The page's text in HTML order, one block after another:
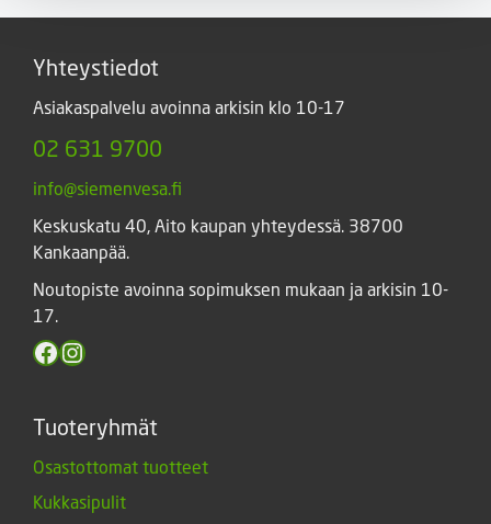
Yhteystiedot
Asiakaspalvelu avoinna arkisin klo 10-17
02 631 9700
info@siemenvesa.fi
Keskuskatu 40, Aito kaupan yhteydessä. 38700
Kankaanpää.
Noutopiste avoinna sopimuksen mukaan ja arkisin 10-
17.
Facebook
Instagram
Tuoteryhmät
Osastottomat tuotteet
Kukkasipulit